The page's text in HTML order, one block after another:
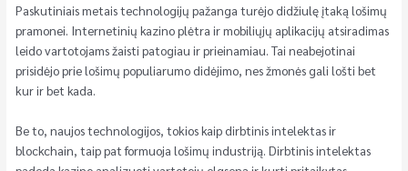
Paskutiniais metais technologijų pažanga turėjo didžiulę įtaką lošimų
pramonei. Internetinių kazino plėtra ir mobiliųjų aplikacijų atsiradimas
leido vartotojams žaisti patogiau ir prieinamiau. Tai neabejotinai
prisidėjo prie lošimų populiarumo didėjimo, nes žmonės gali lošti bet
kur ir bet kada.
Be to, naujos technologijos, tokios kaip dirbtinis intelektas ir
blockchain, taip pat formuoja lošimų industriją. Dirbtinis intelektas